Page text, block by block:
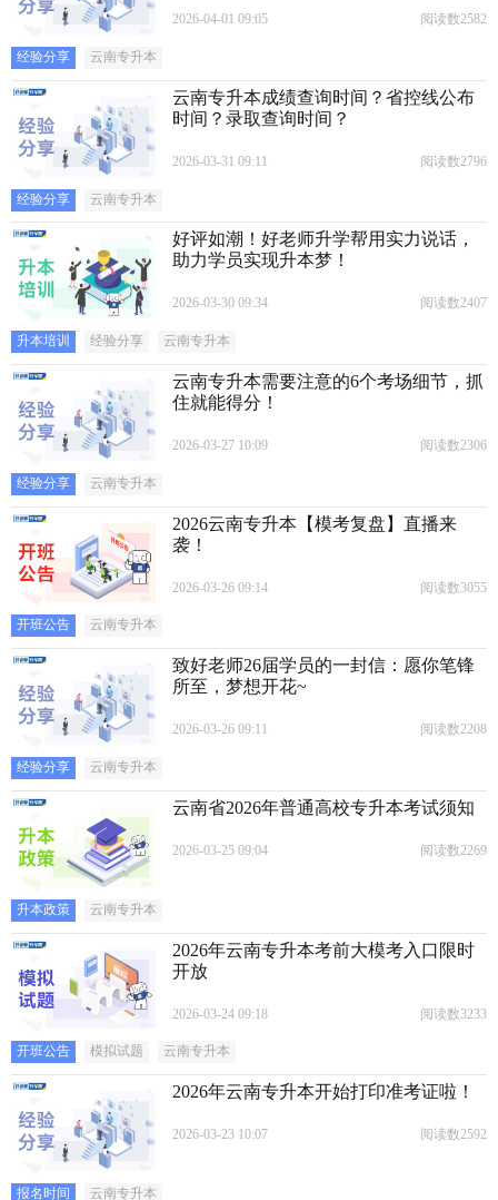
2026-04-01 09:05 阅读数2582
经验分享 云南专升本
云南专升本成绩查询时间？省控线公布
时间？录取查询时间？
2026-03-31 09:11 阅读数2796
经验分享 云南专升本
好评如潮！好老师升学帮用实力说话，
助力学员实现升本梦！
2026-03-30 09:34 阅读数2407
升本培训 经验分享 云南专升本
云南专升本需要注意的6个考场细节，抓
住就能得分！
2026-03-27 10:09 阅读数2306
经验分享 云南专升本
2026云南专升本【模考复盘】直播来
袭！
2026-03-26 09:14 阅读数3055
开班公告 云南专升本
致好老师26届学员的一封信：愿你笔锋
所至，梦想开花~
2026-03-26 09:11 阅读数2208
经验分享 云南专升本
云南省2026年普通高校专升本考试须知
2026-03-25 09:04 阅读数2269
升本政策 云南专升本
2026年云南专升本考前大模考入口限时
开放
2026-03-24 09:18 阅读数3233
开班公告 模拟试题 云南专升本
2026年云南专升本开始打印准考证啦！
2026-03-23 10:07 阅读数2592
报名时间 云南专升本